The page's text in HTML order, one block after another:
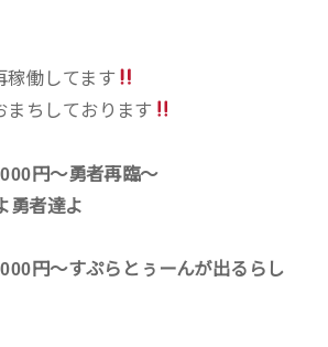
稼働してます
まちしております
円〜勇者再臨〜
勇者達よ
円〜すぷらとぅーんが出るらし